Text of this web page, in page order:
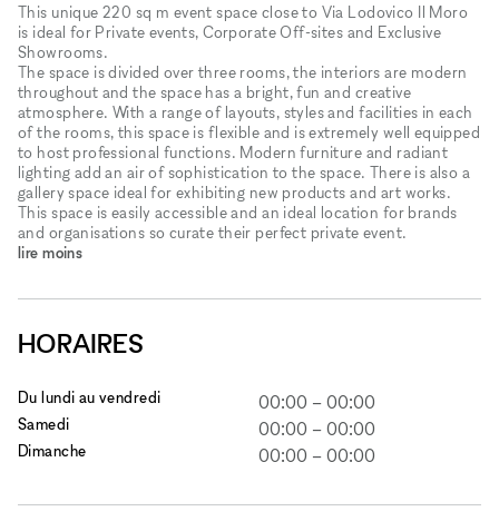
This unique 220 sq m event space close to Via Lodovico Il Moro
is ideal for Private events, Corporate Off-sites and Exclusive
Showrooms.
The space is divided over three rooms, the interiors are modern
throughout and the space has a bright, fun and creative
atmosphere. With a range of layouts, styles and facilities in each
of the rooms, this space is flexible and is extremely well equipped
to host professional functions. Modern furniture and radiant
lighting add an air of sophistication to the space. There is also a
gallery space ideal for exhibiting new products and art works.
This space is easily accessible and an ideal location for brands
and organisations so curate their perfect private event.
lire moins
HORAIRES
Du lundi au vendredi 00:00 – 00:00
Samedi 00:00 – 00:00
Dimanche 00:00 – 00:00